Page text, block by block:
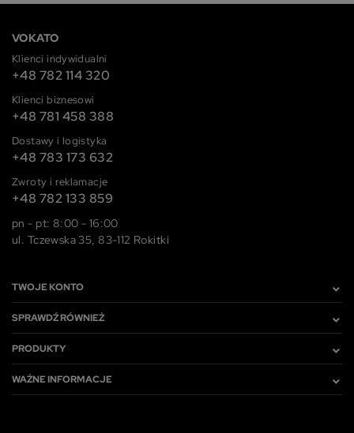
VOKATO
Klienci indywidualni
+48 782 114 320
Klienci biznesowi
+48 781 458 388
Dostawy i logistyka
+48 783 173 632
Zwroty i reklamacje
+48 782 133 859
pn - pt: 8:00 - 16:00
ul. Tczewska 35, 83-112 Rokitki
TWOJE KONTO
SPRAWDŹ RÓWNIEŻ
PRODUKTY
WAŻNE INFORMACJE